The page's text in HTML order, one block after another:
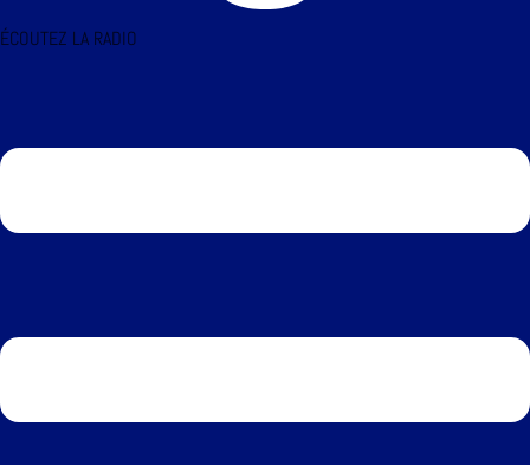
ÉCOUTEZ LA RADIO